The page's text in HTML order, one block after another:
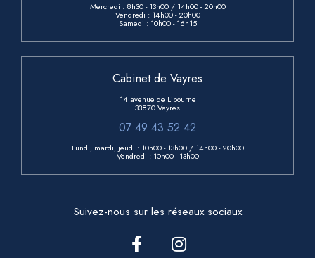
Mercredi : 8h30 - 13h00 / 14h00 - 20h00
Vendredi : 14h00 - 20h00
Samedi : 10h00 - 16h15
Cabinet de Vayres
14 avenue de Libourne
33870 Vayres
07 49 43 52 42
Lundi, mardi, jeudi : 10h00 - 13h00 / 14h00 - 20h00
Vendredi : 10h00 - 13h00
Suivez-nous sur les réseaux sociaux